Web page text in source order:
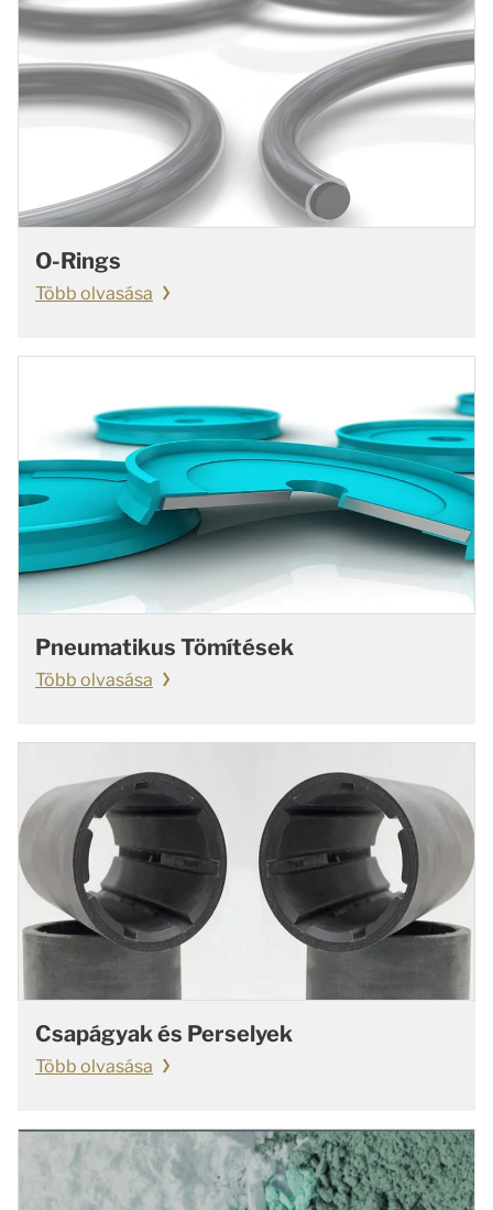
O-Rings
Több olvasása
Pneumatikus Tömítések
Több olvasása
Csapágyak és Perselyek
Több olvasása